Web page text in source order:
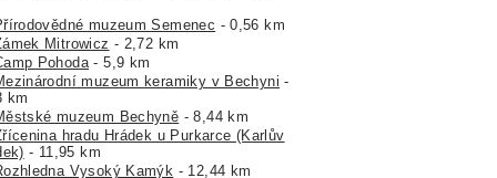
muzeum Semenec - 0,56 km
Mitrowicz - 2,72 km
Pohoda- 5,9 km
muzeum keramiky v Bechyni -
km
muzeum Bechyně - 8,44 km
hradu Hrádek u Purkarce (Karlův
- 11,95 km
Vysoký Kamýk - 12,44 km